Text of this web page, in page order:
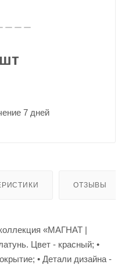
7 дней
ОТЗЫВЫ
«МАГНАТ |
Цвет - красный; •
• Детали дизайна -